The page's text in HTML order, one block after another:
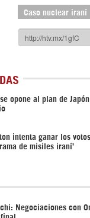
Caso nuclear iraní
se opone al plan de
intenta ganar los
de misiles iraní’
Negociaciones con